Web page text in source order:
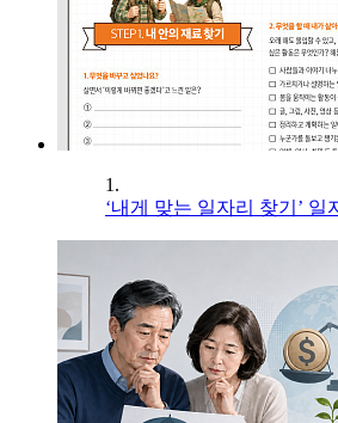
1.
‘내게 맞는 일자리 찾기’ 일